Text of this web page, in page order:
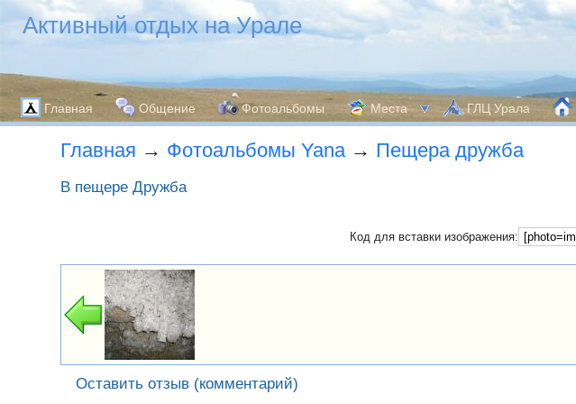
Активный отдых на Урале
Главная Общение Фотоальбомы Места ГЛЦ Урала
Главная → Фотоальбомы Yana→ Пещера дружба
В пещере Дружба
Код для вставки изображения:
Оставить отзыв (комментарий)